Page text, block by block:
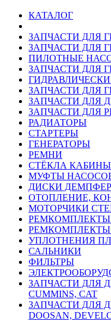
КАТАЛОГ
ЗАПЧАСТИ ДЛЯ
ЗАПЧАСТИ ДЛЯ
ПИЛОТНЫЕ
ЗАПЧАСТИ ДЛЯ
ЗАПЧАСТИ ДЛЯ
ЗАПЧАСТИ ДЛЯ
ЗАПЧАСТИ ДЛЯ
РАДИАТОРЫ
СТАРТЕРЫ
ГЕНЕРАТОРЫ
РЕМНИ
СТЁКЛА КАБИНЫ
МУФТЫ
ДИСКИ
ОТОПЛЕНИЕ,
МОТОРЧИКИ
РЕМКОМПЛЕКТЫ
УПЛОТНЕНИЯ
САЛЬНИКИ
ФИЛЬТРЫ
ЗАПЧАСТИ ДЛЯ
CUMMINS, CAT
ЗАПЧАСТИ ДЛЯ
DOOSAN,